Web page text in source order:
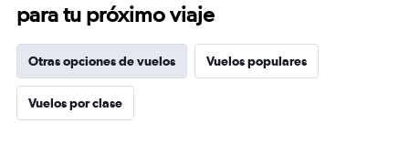
para tu próximo viaje
Otras opciones de vuelos Vuelos populares
Vuelos por clase